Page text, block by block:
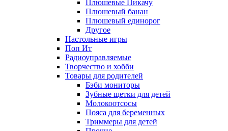
Плюшевые Пикачу
Плюшевый банан
Плюшевый единорог
Другое
Настольные игры
Поп Ит
Радиоуправляемые
Творчество и хобби
Товары для родителей
Бэби мониторы
Зубные щетки для детей
Молокоотсосы
Пояса для беременных
Триммеры для детей